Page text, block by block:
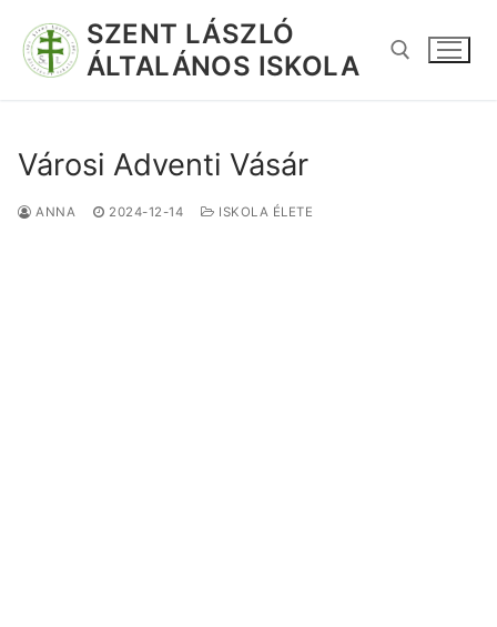
SZENT LÁSZLÓ
ÁLTALÁNOS ISKOLA
Városi Adventi Vásár
ANNA 2024-12-14 ISKOLA ÉLETE